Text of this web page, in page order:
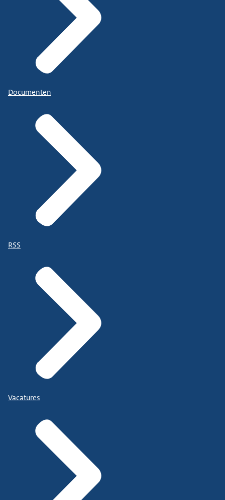
Documenten
RSS
Vacatures